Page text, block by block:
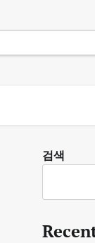
검색